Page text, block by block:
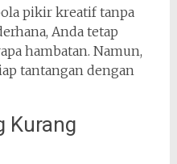
pikir kreatif tanpa
Anda tetap
hambatan. Namun,
tantangan dengan
Kurang